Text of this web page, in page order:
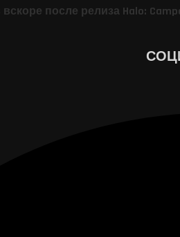
после релиза Halo: